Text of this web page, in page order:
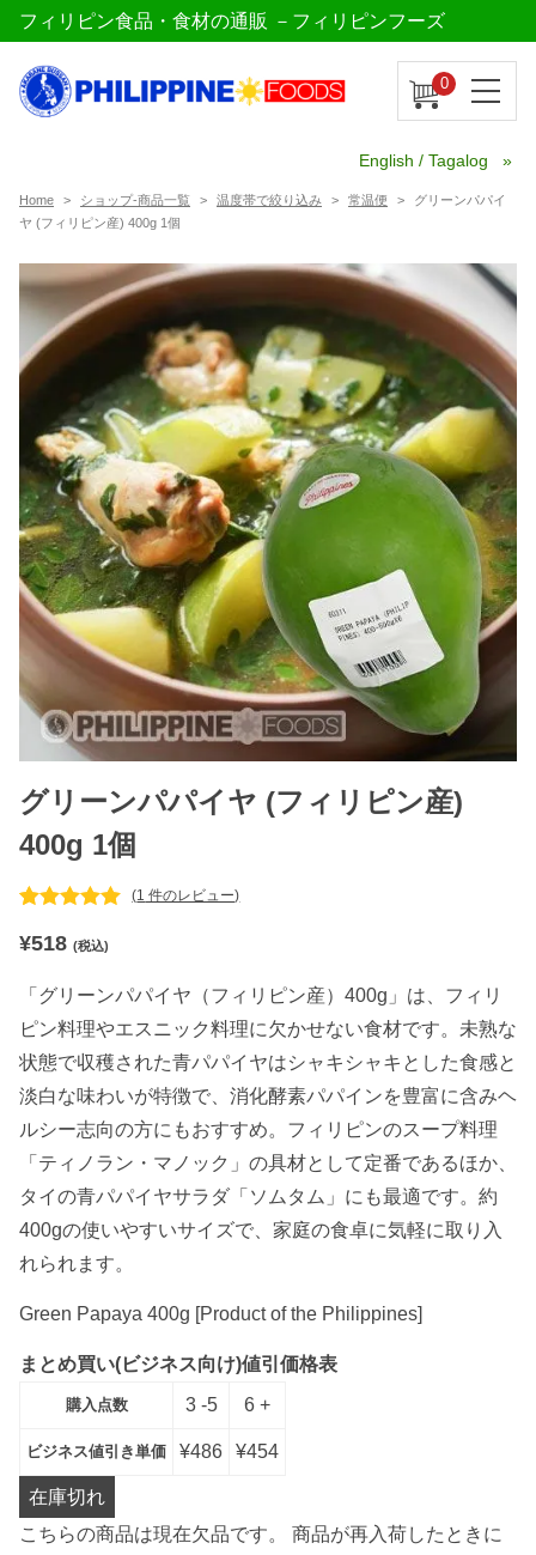
フィリピン食品・食材の通販 －フィリピンフーズ
0
English / Tagalog
Home ショップ-商品一覧 温度帯で絞り込み 常温便
グリーンパパイ
ヤ (フィリピン産) 400g 1個
グリーンパパイヤ (フィリピン産)
400g 1個
評価に基づ
価のうち、
5.00 点
(1 件のレビュー)
¥518 (税込)
「グリーンパパイヤ（フィリピン産）400g」は、フィリ
ピン料理やエスニック料理に欠かせない食材です。未熟な
状態で収穫された青パパイヤはシャキシャキとした食感と
淡白な味わいが特徴で、消化酵素パパインを豊富に含みヘ
ルシー志向の方にもおすすめ。フィリピンのスープ料理
「ティノラン・マノック」の具材として定番であるほか、
タイの青パパイヤサラダ「ソムタム」にも最適です。約
400gの使いやすいサイズで、家庭の食卓に気軽に取り入
れられます。
Green Papaya 400g [Product of the Philippines]
まとめ買い(ビジネス向け)値引価格表
購入点数 3 -5 6 +
ビジネス値引き単価 ¥486 ¥454
在庫切れ
こちらの商品は現在欠品です。 商品が再入荷したときに